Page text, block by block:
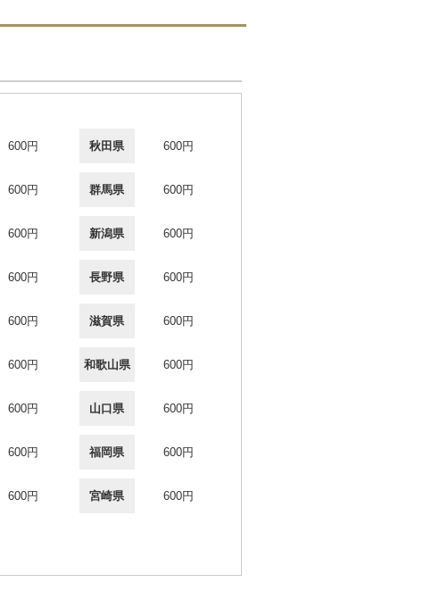
600円 秋田県 600円
600円 群馬県 600円
600円 新潟県 600円
600円 長野県 600円
600円 滋賀県 600円
600円 和歌山県 600円
600円 山口県 600円
600円 福岡県 600円
600円 宮崎県 600円